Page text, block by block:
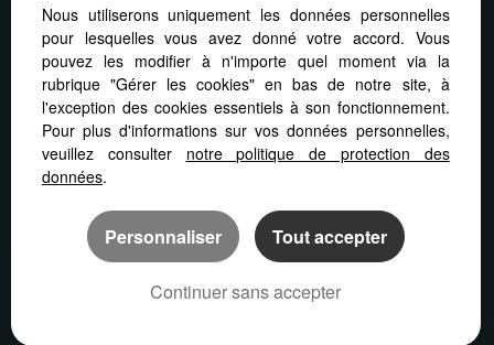
Afin de vous offrir un confort de lecture permanent, depuis
votre PC, votre tablette ou votre smartphone, notre site
s’adapte automatiquement aux différents types d'écrans
Logiciel transaction
Nous utiliserons uniquement les données personnelles
pour lesquelles vous avez donné votre accord. Vous
pouvez les modifier à n'importe quel moment via la
rubrique "Gérer les cookies" en bas de notre site, à
l'exception des cookies essentiels à son fonctionnement.
Pour plus d'informations sur vos données personnelles,
veuillez consulter notre politique de protection des
données.
Personnaliser Tout accepter
Continuer sans accepter